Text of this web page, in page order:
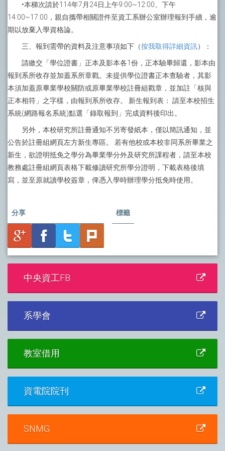
•本梯次請於114年7月24日上午9:00~12:00、下午
14:00~17:00，親自攜帶相關證件至資工系辦公室辦理報到手續，逾
期以放棄入學資格論。
三、報到需帶的資料及注意事項如下（按我取得詳細資訊）：
請繳交「學位證書」正本及影本各1份，正本驗畢歸還，影本由
報到系所收存並加蓋系所章戳。未提供學位證書正本查驗者，其影
本須加蓋原畢業學校關防或原畢業學校註冊組戳章，並加註「核與
正本相符」之字樣，由報到系所收存。 新生報到表： 請至本校招生
系統(網路報名系統)點選「錄取報到」完成資料後印出。
另外，本校研究所註冊通知不另寄發紙本，僅以簡訊通知，並
公告於註冊組網頁左方新生專區。 若有他校或本校非同系所畢業之
新生，欲證明抵免之學分為畢業學分外及研究所課程者，請至本校
教務處註冊組網頁表格下載修讀研究所學分證明，下載表格後填
寫，並至原就讀學校簽章，俾憑入學時辦理學分抵免時使用。
分享 標籤
中央資工FB
系學會
教室借用
資電院院刊
SNMG